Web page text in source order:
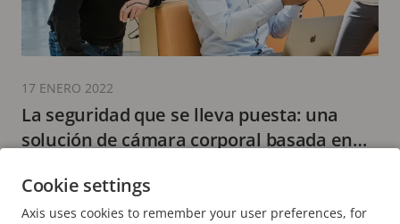
La seguridad que se lleva puesta: una
solución de cámara corporal basada en
17 ENERO 2022
MÁS INFORMACIÓN
Cookie settings
Axis uses cookies to remember your user preferences, for